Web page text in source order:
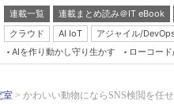
連載一覧 連載まとめ読み＠IT eBook
クラウド
AI IoT アジャイル/
AIを作り動かし守り生かす ローコー
室 かわいい動物にならSNS検閲を任